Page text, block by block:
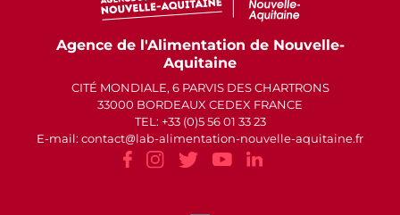
Agence de l'Alimentation de Nouvelle-
Aquitaine
CITÉ MONDIALE, 6 PARVIS DES CHARTRONS
33000 BORDEAUX CEDEX FRANCE
TEL: +33 (0)5 56 01 33 23
E-mail: contact
lab-alimentation-nouvelle-aquitaine.fr